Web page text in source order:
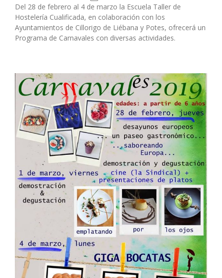
Del 28 de febrero al 4 de marzo la Escuela Taller de
Hostelería Cualificada, en colaboración con los
Ayuntamientos de Cillorigo de Liébana y Potes, ofrecerá un
Programa de Carnavales con diversas actividades.